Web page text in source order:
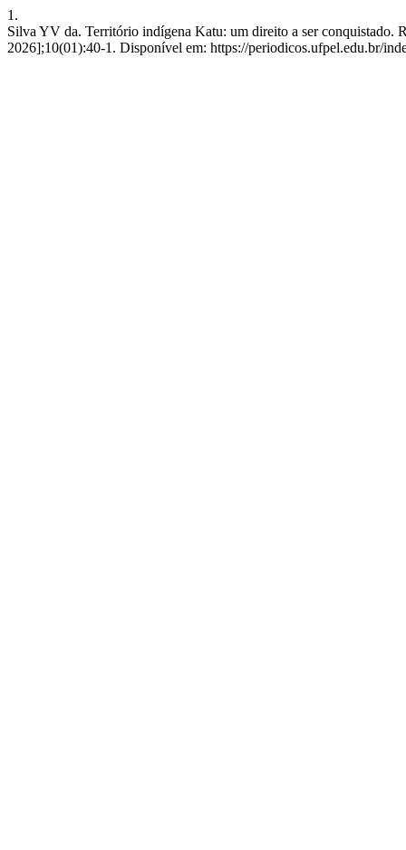
1.
Silva YV da. Território indígena Katu: um direito a ser conquistado.
2026];10(01):40-1. Disponível em: https://periodicos.ufpel.edu.br/